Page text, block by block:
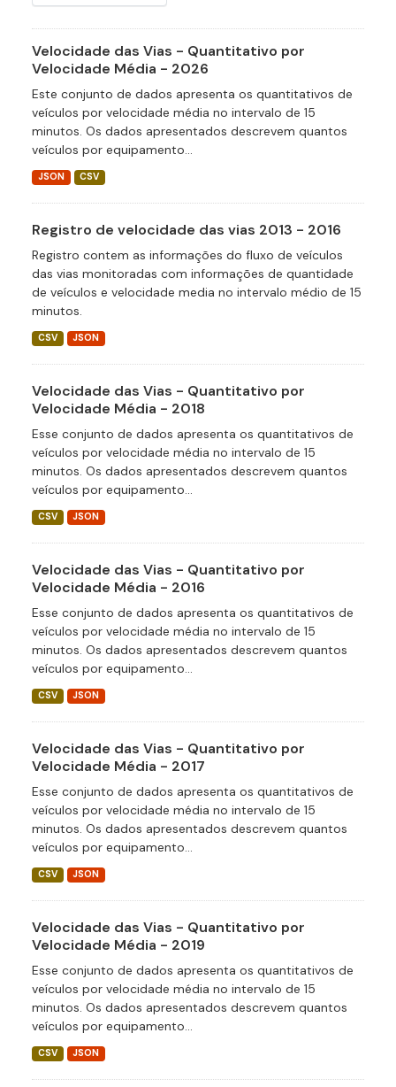
Velocidade das Vias - Quantitativo por
Velocidade Média - 2026
Este conjunto de dados apresenta os quantitativos de
veículos por velocidade média no intervalo de 15
minutos. Os dados apresentados descrevem quantos
veículos por equipamento...
JSON CSV
Registro de velocidade das vias 2013 - 2016
Registro contem as informações do fluxo de veículos
das vias monitoradas com informações de quantidade
de veículos e velocidade media no intervalo médio de 15
minutos.
CSV JSON
Velocidade das Vias - Quantitativo por
Velocidade Média - 2018
Esse conjunto de dados apresenta os quantitativos de
veículos por velocidade média no intervalo de 15
minutos. Os dados apresentados descrevem quantos
veículos por equipamento...
CSV JSON
Velocidade das Vias - Quantitativo por
Velocidade Média - 2016
Esse conjunto de dados apresenta os quantitativos de
veículos por velocidade média no intervalo de 15
minutos. Os dados apresentados descrevem quantos
veículos por equipamento...
CSV JSON
Velocidade das Vias - Quantitativo por
Velocidade Média - 2017
Esse conjunto de dados apresenta os quantitativos de
veículos por velocidade média no intervalo de 15
minutos. Os dados apresentados descrevem quantos
veículos por equipamento...
CSV JSON
Velocidade das Vias - Quantitativo por
Velocidade Média - 2019
Esse conjunto de dados apresenta os quantitativos de
veículos por velocidade média no intervalo de 15
minutos. Os dados apresentados descrevem quantos
veículos por equipamento...
CSV JSON